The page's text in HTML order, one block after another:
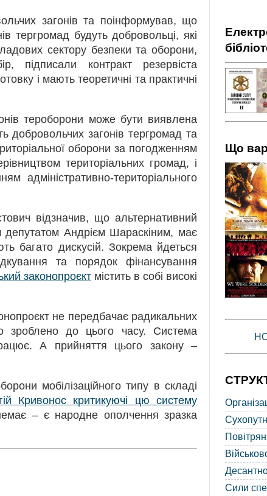
загонів та поінформував, що
тергромад будуть добровольці, які
сектору безпеки та оборони,
підписали контракт резервіста
і мають теоретичні та практичні
тероборони може бути виявлена
добровольчих загонів тергромад та
оборони за погодженням
територіальних громад, і
адміністративно-територіального
відзначив, що альтернативний
Андрієм Шараскіним, має
багато дискусій. Зокрема йдеться
та порядок фінансування
законопроєкт містить в собі високі
не передбачає радикальних
зроблено до цього часу. Система
А прийняття цього закону –
мобілізаційного типу в складі
Кривонос критикуючі цю систему
– є народне ополчення зразка
Що
Сили